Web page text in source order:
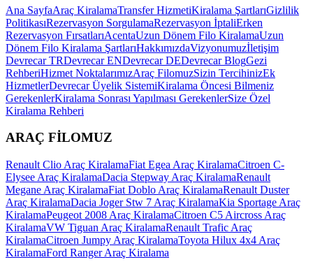
Ana SayfaAraç KiralamaTransfer HizmetiKiralama ŞartlarıGizlilik
PolitikasıRezervasyon SorgulamaRezervasyon İptaliErken
Rezervasyon FırsatlarıAcentaUzun Dönem Filo KiralamaUzun
Dönem Filo Kiralama ŞartlarıHakkımızdaVizyonumuzİletişim
Devrecar TRDevrecar ENDevrecar DEDevrecar BlogGezi
RehberiHizmet NoktalarımızAraç FilomuzSizin TercihinizEk
HizmetlerDevrecar Üyelik SistemiKiralama Öncesi Bilmeniz
GerekenlerKiralama Sonrası Yapılması GerekenlerSize Özel
Kiralama Rehberi
ARAÇ FİLOMUZ
Renault Clio Araç KiralamaFiat Egea Araç KiralamaCitroen C-
Elysee Araç KiralamaDacia Stepway Araç KiralamaRenault
Megane Araç KiralamaFiat Doblo Araç KiralamaRenault Duster
Araç KiralamaDacia Joger Stw 7 Araç KiralamaKia Sportage Araç
KiralamaPeugeot 2008 Araç KiralamaCitroen C5 Aircross Araç
KiralamaVW Tiguan Araç KiralamaRenault Trafic Araç
KiralamaCitroen Jumpy Araç KiralamaToyota Hilux 4x4 Araç
KiralamaFord Ranger Araç Kiralama